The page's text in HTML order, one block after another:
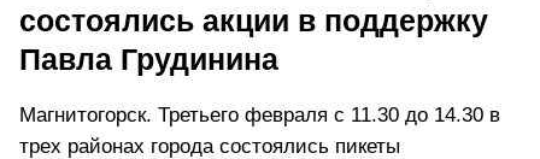
состоялись акции в поддержку
Павла Грудинина
Магнитогорск. Третьего февраля с 11.30 до 14.30 в
трех районах города состоялись пикеты